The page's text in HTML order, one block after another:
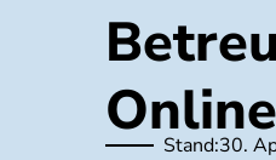
Stand:30.